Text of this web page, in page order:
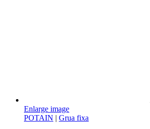
Enlarge image
POTAIN | Grua fixa